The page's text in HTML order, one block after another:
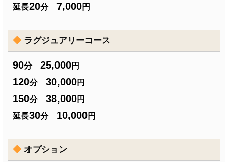
延長20分 7,000円
◆ ラグジュアリーコース
90分 25,000円
120分 30,000円
150分 38,000円
延長30分 10,000円
◆ オプション